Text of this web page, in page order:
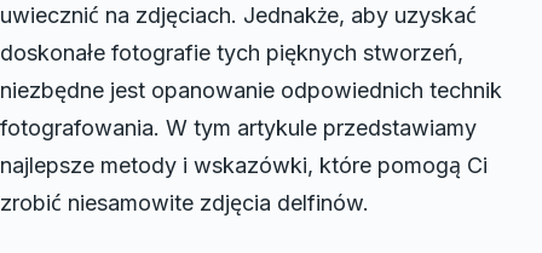
uwiecznić na zdjęciach. Jednakże, aby uzyskać
doskonałe fotografie tych pięknych stworzeń,
niezbędne jest opanowanie odpowiednich technik
fotografowania. W tym artykule przedstawiamy
najlepsze metody i wskazówki, które pomogą Ci
zrobić niesamowite zdjęcia delfinów.